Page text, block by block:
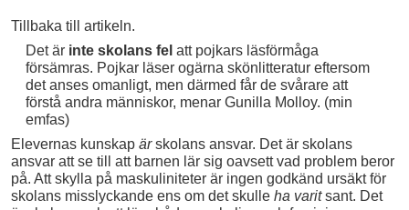
Tillbaka till artikeln.
Det är inte skolans fel att pojkars läsförmåga
försämras. Pojkar läser ogärna skönlitteratur eftersom
det anses omanligt, men därmed får de svårare att
förstå andra människor, menar Gunilla Molloy. (min
emfas)
Elevernas kunskap ärskolans ansvar. Det är skolans
ansvar att se till att barnen lär sig oavsett vad problem beror
på. Att skylla på maskuliniteter är ingen godkänd ursäkt för
skolans misslyckande ens om det skulle ha varitsant. Det